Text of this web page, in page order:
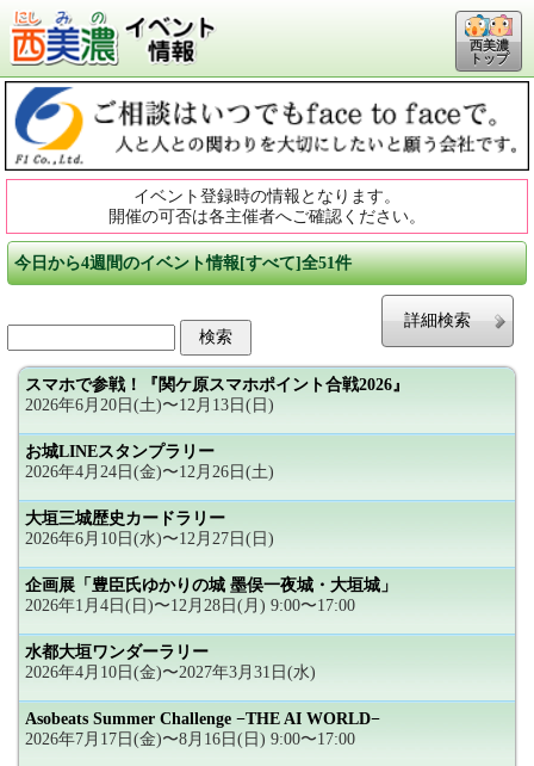
西美濃
トップ
イベント登録時の情報となります。
開催の可否は各主催者へご確認ください。
今日から4週間のイベント情報[すべて]全51件
詳細検索
スマホで参戦！『関ケ原スマホポイント合戦2026』
2026年6月20日(土)〜12月13日(日)
お城LINEスタンプラリー
2026年4月24日(金)〜12月26日(土)
大垣三城歴史カードラリー
2026年6月10日(水)〜12月27日(日)
企画展「豊臣氏ゆかりの城 墨俣一夜城・大垣城」
2026年1月4日(日)〜12月28日(月) 9:00〜17:00
水都大垣ワンダーラリー
2026年4月10日(金)〜2027年3月31日(水)
Asobeats Summer Challenge −THE AI WORLD−
2026年7月17日(金)〜8月16日(日) 9:00〜17:00